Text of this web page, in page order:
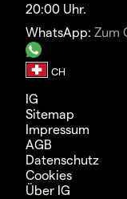
20:00 Uhr.
WhatsApp: Zum
IG
Sitemap
Impressum
AGB
Datenschutz
Cookies
Über IG